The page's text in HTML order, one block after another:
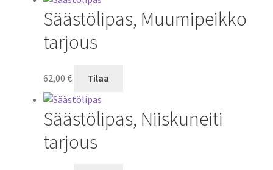
Säästölipas, Muumipeikko
tarjous
62,00 € Tilaa
Säästölipas, Niiskuneiti
tarjous